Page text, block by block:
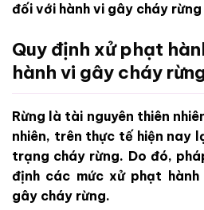
đối với hành vi gây cháy rừng
Quy định xử phạt
hành vi gây cháy
Rừng là tài nguyên thiên
nhiên, trên thực tế hiện nay
trạng cháy rừng. Do đó,
định các mức xử phạt
gây cháy rừng.